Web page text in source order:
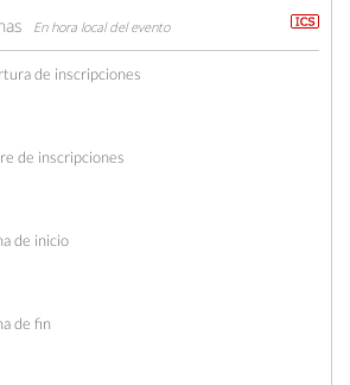
En hora local del evento
de inscripciones
de inscripciones
de inicio
de fin